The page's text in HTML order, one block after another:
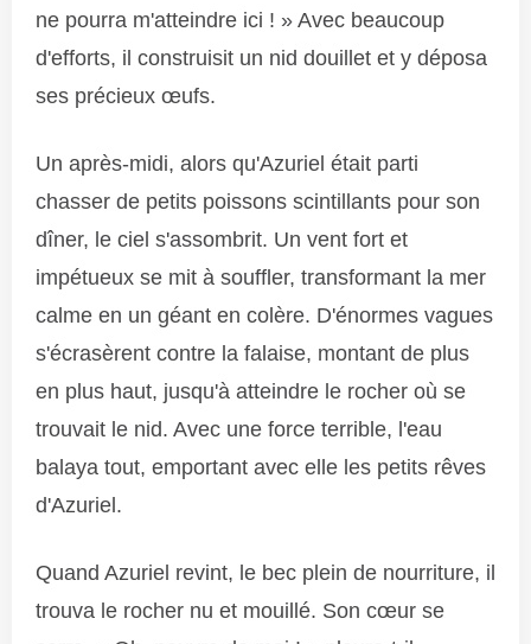
ne pourra m'atteindre ici ! » Avec beaucoup
d'efforts, il construisit un nid douillet et y déposa
ses précieux œufs.
Un après-midi, alors qu'Azuriel était parti
chasser de petits poissons scintillants pour son
dîner, le ciel s'assombrit. Un vent fort et
impétueux se mit à souffler, transformant la mer
calme en un géant en colère. D'énormes vagues
s'écrasèrent contre la falaise, montant de plus
en plus haut, jusqu'à atteindre le rocher où se
trouvait le nid. Avec une force terrible, l'eau
balaya tout, emportant avec elle les petits rêves
d'Azuriel.
Quand Azuriel revint, le bec plein de nourriture, il
trouva le rocher nu et mouillé. Son cœur se